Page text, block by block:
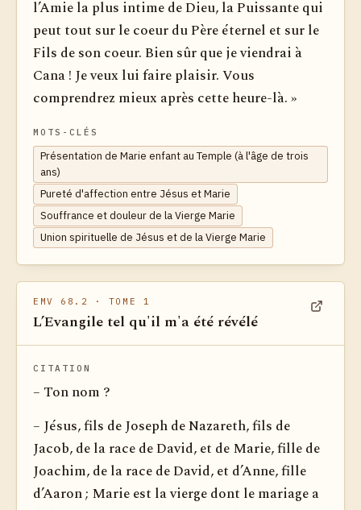
l’Amie la plus intime de Dieu, la Puissante qui
peut tout sur le coeur du Père éternel et sur le
Fils de son coeur. Bien sûr que je viendrai à
Cana ! Je veux lui faire plaisir. Vous
comprendrez mieux après cette heure-là. »
MOTS-CLÉS
Présentation de Marie enfant au Temple (à l'âge de trois
ans)
Pureté d'affection entre Jésus et Marie
Souffrance et douleur de la Vierge Marie
Union spirituelle de Jésus et de la Vierge Marie
EMV 68.2 · TOME 1
L’Evangile tel qu'il m'a été révélé
CITATION
– Ton nom ?
– Jésus, fils de Joseph de Nazareth, fils de
Jacob, de la race de David, et de Marie, fille de
Joachim, de la race de David, et d’Anne, fille
d’Aaron ; Marie est la vierge dont le mariage a